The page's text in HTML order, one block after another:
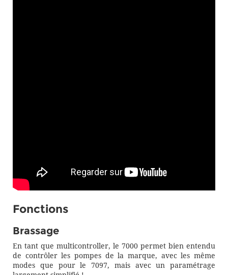
Fonctions
Brassage
En tant que multicontroller, le 7000 permet bien entendu
de contrôler les pompes de la marque, avec les même
modes que pour le 7097, mais avec un paramétrage